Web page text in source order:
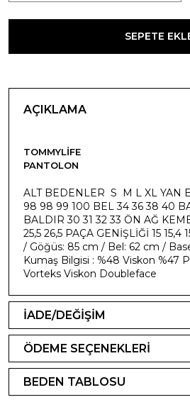
SEPETE
AÇIKLAMA
TOMMYLIFE
PANTOLON
ALT BEDENLER S M L XL YAN
98 98 99 100 BEL 34 36 38 40
BALDIR 30 31 32 33 ÖN AĞ
25,5 26,5 PAÇA GENİŞLİĞİ 15 15,4
/ Göğüs: 85 cm / Bel: 62 cm /
Kumaş Bilgisi : %48 Viskon %47
Vorteks Viskon Doubleface
İADE/DEĞİŞİM
ÖDEME SEÇENEKLERİ
BEDEN TABLOSU